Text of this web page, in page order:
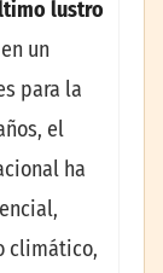
lustro
un
para la
el
ha
climático,